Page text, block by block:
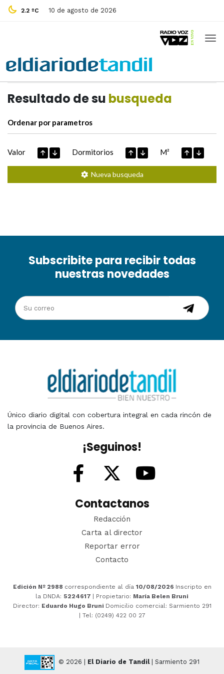
2.2 ºC 10 de agosto de 2026
Resultado de su busqueda
Ordenar por parametros
Valor Dormitorios M²
Nueva busqueda
Subscribite para recibir todas
nuestras novedades
Único diario digital con cobertura integral en cada rincón de
la provincia de Buenos Aires.
¡Seguinos!
Contactanos
Redacción
Carta al director
Reportar error
Contacto
Edición Nº 2988 correspondiente al día 10/08/2026 Inscripto en
la DNDA: 5224617 | Propietario: María Belen Bruni
Director: Eduardo Hugo Bruni Domicilio comercial: Sarmiento 291
| Tel: (0249) 422 00 27
© 2026 | El Diario de Tandil| Sarmiento 291